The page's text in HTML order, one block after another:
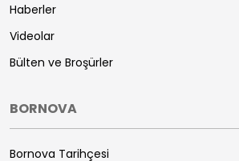
Haberler
Videolar
Bülten ve Broşürler
BORNOVA
Bornova Tarihçesi